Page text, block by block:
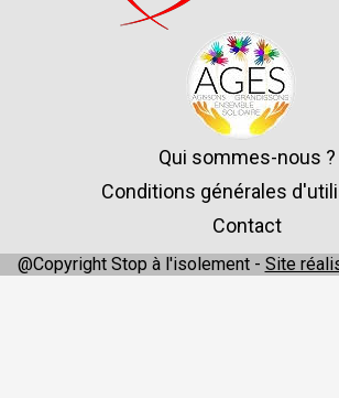
Qui sommes-nous ?
Conditions générales
Contact
@Copyright Stop à l'isolement - Site